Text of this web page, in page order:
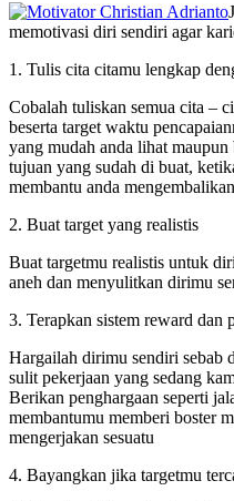
memotivasi diri sendiri agar
1. Tulis cita citamu lengkap
Cobalah tuliskan semua cita –
beserta target waktu
yang mudah anda lihat maupun
tujuan yang sudah di buat,
membantu anda
2. Buat target yang realistis
Buat targetmu realistis untuk
aneh dan menyulitkan dirimu
3. Terapkan sistem reward dan
Hargailah dirimu sendiri sebab
sulit pekerjaan yang sedang
Berikan penghargaan seperti
membantumu memberi boster
mengerjakan sesuatu
4. Bayangkan jika targetmu